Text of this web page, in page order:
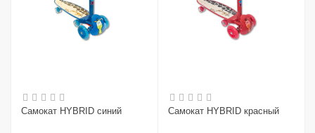
Самокат HYBRID синий Самокат HYBRID красный